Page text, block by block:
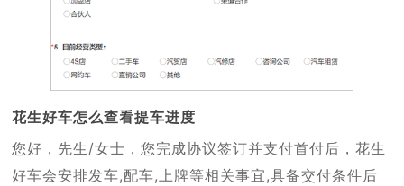
花生好车怎么查看提车进度
您好，先生/女士，您完成协议签订并支付首付后，花生
好车会安排发车,配车,上牌等相关事宜,具备交付条件后